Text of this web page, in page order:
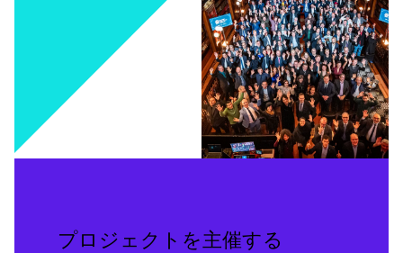
プロジェクトを主催する